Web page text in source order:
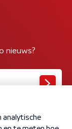
nieuws?